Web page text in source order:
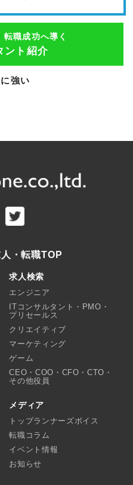
職成功へ導く
ント紹介
強い
・転職TOP
求人検索
エンジニア
ITコンサルタント・PMO・
プリセールス
クリエイティブ
マーケティング
ゲーム
CEO・COO・CFO・CTO・
その他役員
メディア
トップランナーズボイス
転職コラム
イベント情報
お知らせ